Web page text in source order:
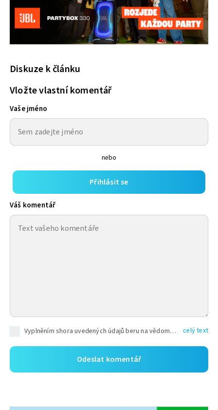
Diskuze k článku
Vložte vlastní komentář
Vaše jméno
nebo
Přihlásit se
Váš komentář
Vyplněním shora uvedených údajů beru na vědomí, že společnost TEXT FACTORY s.r.o., sídlem Brno, Durďákova 336/29, Černá Pole, PSČ: 613 00, IČ: 06157831, zapsané u Krajského soudu v Brně, oddíl C, vložka 100399, bude zpracovávat mé osobní údaje uvedené v rámci mnou vyplněného registračního formuláře na základě oprávněných zájmů TEXT FACTORY s.r.o. dle čl. 6 odst. 1 písm. f) GDPR a pro splnění právních povinností (čl. 6 odst. 1 písm. c) GDPR), a to pro tyto účely: nezbytnost zajistit oprávnění návštěvníka webových stránek provozovaných společností TEXT FACTORY s.r.o. přispívat aktivně ke zveřejněným článkům nebo v rámci diskusních fór a výkon práv TEXT FACTORY s.r.o. jako administrátora těchto diskusních fór. Více informací o zpracování osobních údajů a právech lze nalézt v celý text